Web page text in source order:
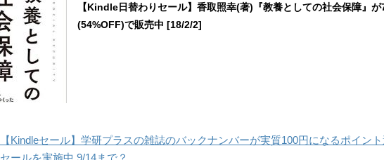
【Kindle日替わりセール】香取照幸(著)『教養としての社会保障』が
(54%OFF)で販売中 [18/2/2]
【Kindleセール】学研プラスの雑誌のバックナンバーが実質100円になるポイン
セールを実施中 9/14まで？